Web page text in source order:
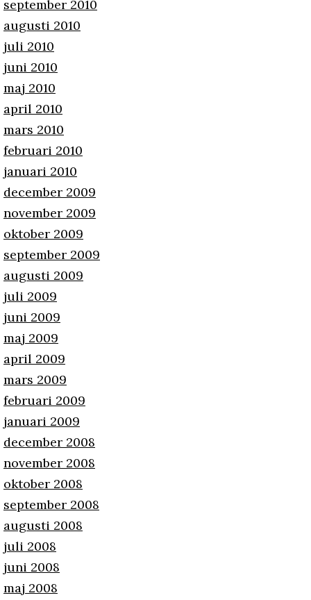
september 2010
augusti 2010
juli 2010
juni 2010
maj 2010
april 2010
mars 2010
februari 2010
januari 2010
december 2009
november 2009
oktober 2009
september 2009
augusti 2009
juli 2009
juni 2009
maj 2009
april 2009
mars 2009
februari 2009
januari 2009
december 2008
november 2008
oktober 2008
september 2008
augusti 2008
juli 2008
juni 2008
maj 2008